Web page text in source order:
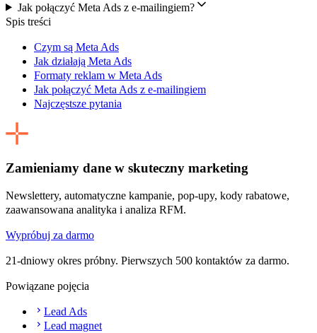
Jak połączyć Meta Ads z e-mailingiem?
Spis treści
Czym są Meta Ads
Jak działają Meta Ads
Formaty reklam w Meta Ads
Jak połączyć Meta Ads z e-mailingiem
Najczęstsze pytania
Zamieniamy dane w skuteczny marketing
Newslettery, automatyczne kampanie, pop-upy, kody rabatowe,
zaawansowana analityka i analiza RFM.
Wypróbuj za darmo
21-dniowy okres próbny. Pierwszych 500 kontaktów za darmo.
Powiązane pojęcia
Lead Ads
Lead magnet